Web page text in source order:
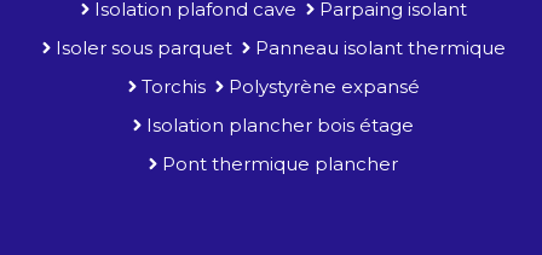
Isolation plafond cave
Parpaing isolant
Isoler sous parquet
Panneau isolant thermique
Torchis
Polystyrène expansé
Isolation plancher bois étage
Pont thermique plancher